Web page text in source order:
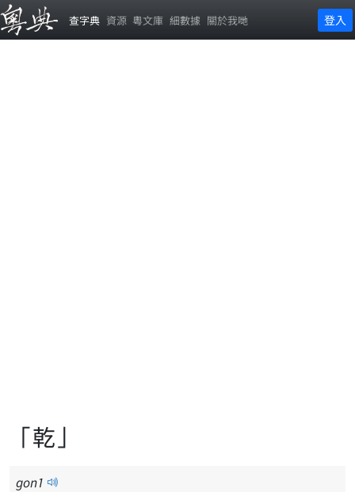
查字典 資源 粵文庫 細數據 關於我哋 登入
「乾」
gon1